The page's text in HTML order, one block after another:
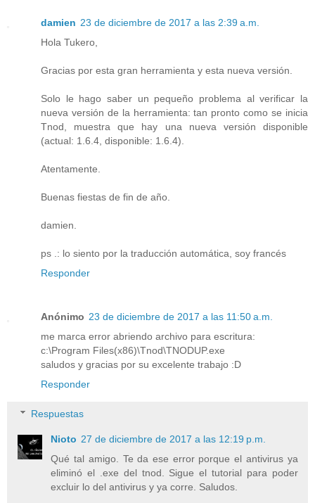
damien 23 de diciembre de 2017 a las 2:39 a.m.
Hola Tukero,
Gracias por esta gran herramienta y esta nueva versión.
Solo le hago saber un pequeño problema al verificar la
nueva versión de la herramienta: tan pronto como se inicia
Tnod, muestra que hay una nueva versión disponible
(actual: 1.6.4, disponible: 1.6.4).
Atentamente.
Buenas fiestas de fin de año.
damien.
ps .: lo siento por la traducción automática, soy francés
Responder
Anónimo 23 de diciembre de 2017 a las 11:50 a.m.
me marca error abriendo archivo para escritura:
c:\Program Files(x86)\Tnod\TNODUP.exe
saludos y gracias por su excelente trabajo :D
Responder
Respuestas
Nioto 27 de diciembre de 2017 a las 12:19 p.m.
Qué tal amigo. Te da ese error porque el antivirus ya
eliminó el .exe del tnod. Sigue el tutorial para poder
excluir lo del antivirus y ya corre. Saludos.